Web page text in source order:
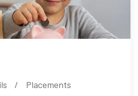
Placements